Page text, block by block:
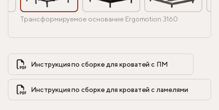
Трансформируемое основание Ergomotion 3160
Инструкция по сборке для кроватей с ПМ